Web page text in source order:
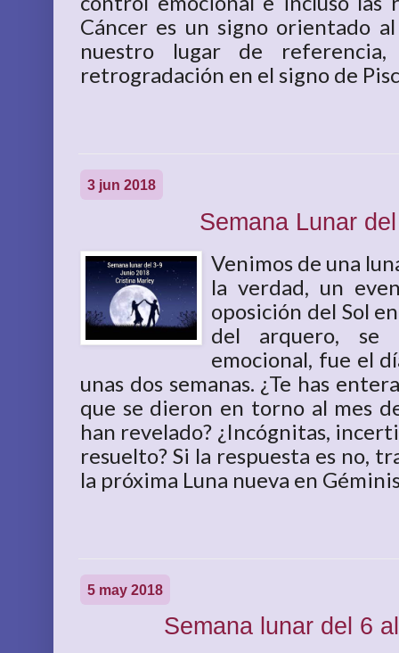
Cáncer es un signo orientado
nuestro lugar de
retrogradación en el signo de
3 jun 2018
Semana Lunar
Venimos de una
la verdad, un
oposición del Sol
del arquero, se
emocional, fue el
unas dos semanas. ¿Te has
que se dieron en torno al mes
han revelado? ¿Incógnitas,
resuelto? Si la respuesta es no,
la próxima Luna nueva en
5 may 2018
Semana lunar del 6